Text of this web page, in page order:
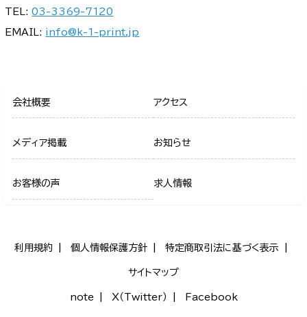
TEL:03-3369-7120
EMAIL: info@k-1-print.jp
会社概要 アクセス
メディア掲載 お知らせ
お客様の声 求人情報
利用規約 個人情報保護方針 特定商取引法に基づく表示
サイトマップ
note X（Twitter） Facebook